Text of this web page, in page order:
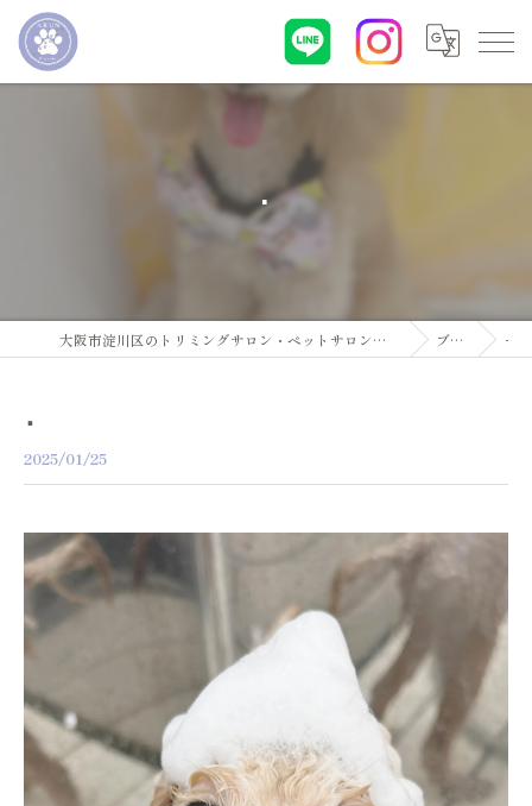
･
大阪市淀川区のトリミングサロン・ペットサロンならDogsalon ARUN ブログ ･
･
2025/01/25